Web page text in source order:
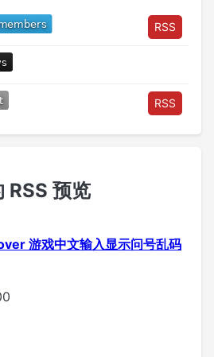
RSS 预览
游戏中文输入显示问号乱码
RSS
RSS